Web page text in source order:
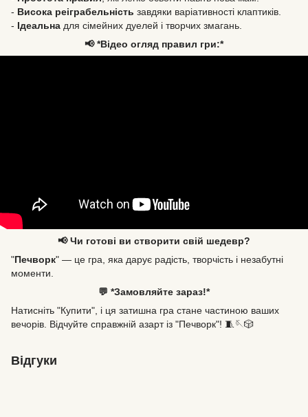
- Висока реіграбельність завдяки варіативності клаптиків.
- Ідеальна для сімейних дуелей і творчих змагань.
📢 *Відео огляд правил гри:*
📢 Чи готові ви створити свій шедевр?
"Печворк" — це гра, яка дарує радість, творчість і незабутні
моменти.
💬 *Замовляйте зараз!*
Натисніть "Купити", і ця затишна гра стане частиною ваших
вечорів. Відчуйте справжній азарт із "Печворк"! 🧵🪡🎲
Відгуки